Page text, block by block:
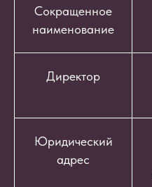
Сокращенное
наименование
Директор
Юридический
адрес